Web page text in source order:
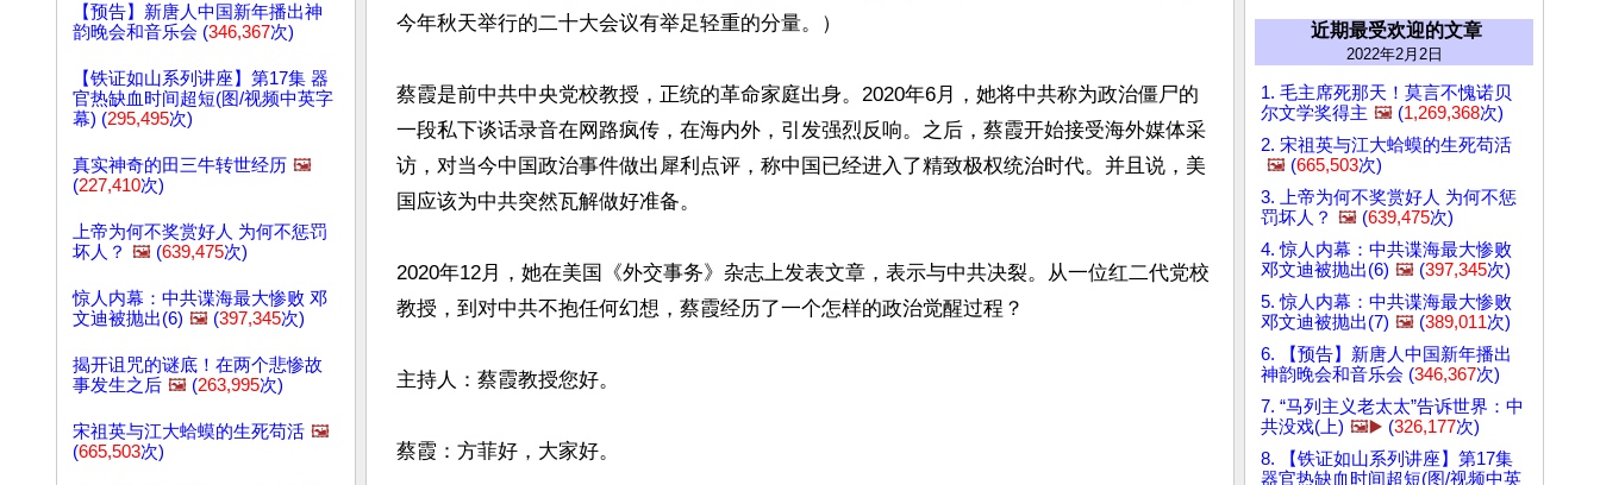
【预告】新唐人中国新年播出神
韵晚会和音乐会 (346,367次)
【铁证如山系列讲座】第17集 器
官热缺血时间超短(图/视频中英字
幕) (295,495次)
真实神奇的田三牛转世经历 🖼️
(227,410次)
上帝为何不奖赏好人 为何不惩罚
坏人？ 🖼️ (639,475次)
惊人内幕：中共谍海最大惨败 邓
文迪被抛出(6) 🖼️ (397,345次)
揭开诅咒的谜底！在两个悲惨故
事发生之后 🖼️ (263,995次)
宋祖英与江大蛤蟆的生死苟活 🖼️
(665,503次)
今年秋天举行的二十大会议有举足轻重的分量。）
蔡霞是前中共中央党校教授，正统的革命家庭出身。2020年6月，她将中共称为政治僵尸的
一段私下谈话录音在网路疯传，在海内外，引发强烈反响。之后，蔡霞开始接受海外媒体采
访，对当今中国政治事件做出犀利点评，称中国已经进入了精致极权统治时代。并且说，美
国应该为中共突然瓦解做好准备。
2020年12月，她在美国《外交事务》杂志上发表文章，表示与中共决裂。从一位红二代党校
教授，到对中共不抱任何幻想，蔡霞经历了一个怎样的政治觉醒过程？
主持人：蔡霞教授您好。
蔡霞：方菲好，大家好。
近期最受欢迎的文章
2022年2月2日
1. 毛主席死那天！莫言不愧诺贝
尔文学奖得主 🖼️ (1,269,368次)
2. 宋祖英与江大蛤蟆的生死苟活
🖼️ (665,503次)
3. 上帝为何不奖赏好人 为何不惩
罚坏人？ 🖼️ (639,475次)
4. 惊人内幕：中共谍海最大惨败
邓文迪被抛出(6) 🖼️ (397,345次)
5. 惊人内幕：中共谍海最大惨败
邓文迪被抛出(7) 🖼️ (389,011次)
6. 【预告】新唐人中国新年播出
神韵晚会和音乐会 (346,367次)
7. “马列主义老太太”告诉世界：中
共没戏(上) 🖼️▶️ (326,177次)
8. 【铁证如山系列讲座】第17集
器官热缺血时间超短(图/视频中英